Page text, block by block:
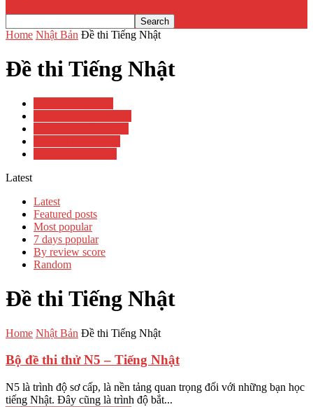
Home Nhật Bản Đề thi Tiếng Nhật
Đề thi Tiếng Nhật
Latest
Latest
Featured posts
Most popular
7 days popular
By review score
Random
Đề thi Tiếng Nhật
Home Nhật Bản Đề thi Tiếng Nhật
Bộ đề thi thử N5 – Tiếng Nhật
N5 là trình độ sơ cấp, là nền tảng quan trọng đối với những bạn học
tiếng Nhật. Đây cũng là trình độ bắt...